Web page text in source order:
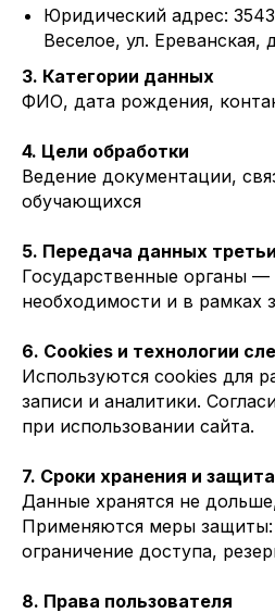
Юридический адрес:
Веселое, ул. Ереванская,
3. Категории данных
ФИО, дата рождения,
4. Цели обработки
Ведение документации,
обучающихся
5. Передача данных
Государственные органы —
необходимости и в рамках
6. Cookies и технологии
Используются cookies для
записи и аналитики.
при использовании сайта.
7. Сроки хранения и
Данные хранятся не
Применяются меры
ограничение доступа,
8. Права пользователя